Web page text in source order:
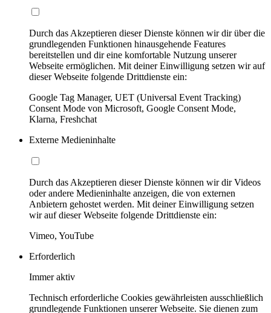
Durch das Akzeptieren dieser Dienste können wir dir über die
grundlegenden Funktionen hinausgehende Features
bereitstellen und dir eine komfortable Nutzung unserer
Webseite ermöglichen. Mit deiner Einwilligung setzen wir auf
dieser Webseite folgende Drittdienste ein:
Google Tag Manager, UET (Universal Event Tracking)
Consent Mode von Microsoft, Google Consent Mode,
Klarna, Freshchat
Externe Medieninhalte
Durch das Akzeptieren dieser Dienste können wir dir Videos
oder andere Medieninhalte anzeigen, die von externen
Anbietern gehostet werden. Mit deiner Einwilligung setzen
wir auf dieser Webseite folgende Drittdienste ein:
Vimeo, YouTube
Erforderlich
Immer aktiv
Technisch erforderliche Cookies gewährleisten ausschließlich
grundlegende Funktionen unserer Webseite. Sie dienen zum